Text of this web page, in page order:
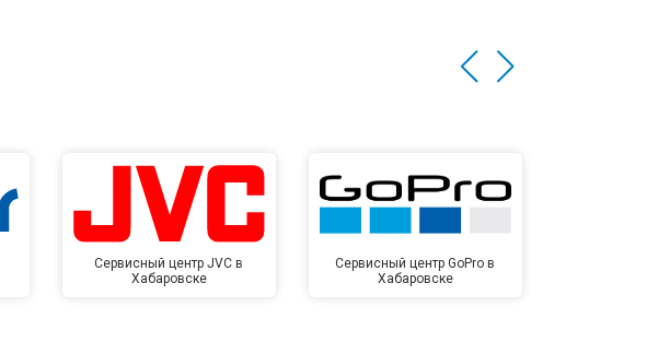
Сервисный центр JVC в
Хабаровске
Сервисный центр GoPro в
Хабаровске